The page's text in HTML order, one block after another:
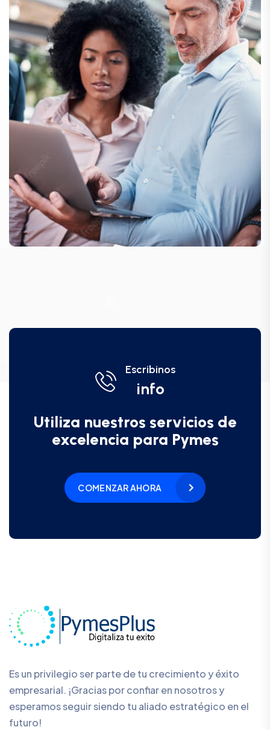
Escribinos
info
Utiliza nuestros servicios de
excelencia para Pymes
COMENZAR AHORA
Es un privilegio ser parte de tu crecimiento y éxito
empresarial. ¡Gracias por confiar en nosotros y
esperamos seguir siendo tu aliado estratégico en el
futuro!